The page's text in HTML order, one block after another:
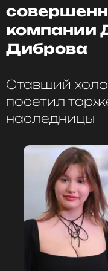
Читайте
ССЫЛКА
компании
Диброва
Ставший
посетил
наследницы